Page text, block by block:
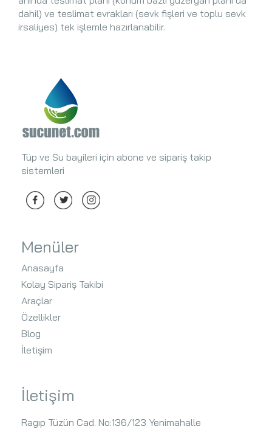
dahil) ve teslimat evrakları (sevk fişleri ve toplu sevk
irsaliyes) tek işlemle hazırlanabilir.
Tüp ve Su bayileri için abone ve sipariş takip
sistemleri
Menüler
Anasayfa
Kolay Sipariş Takibi
Araçlar
Özellikler
Blog
İletişim
İletişim
Ragıp Tüzün Cad. No:136/123 Yenimahalle